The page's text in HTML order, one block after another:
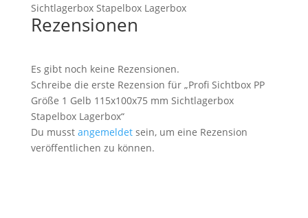
Sichtlagerbox Stapelbox Lagerbox
Rezensionen
Es gibt noch keine Rezensionen.
Schreibe die erste Rezension für „Profi Sichtbox PP
Größe 1 Gelb 115x100x75 mm Sichtlagerbox
Stapelbox Lagerbox“
Du musst angemeldetsein, um eine Rezension
veröffentlichen zu können.